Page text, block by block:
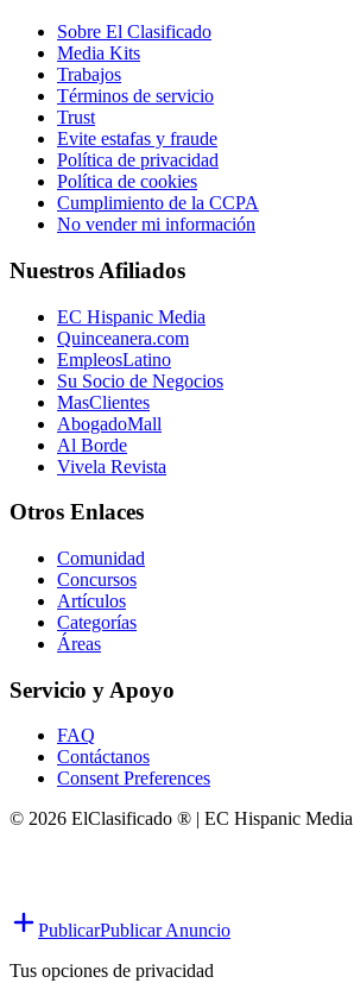
Sobre El Clasificado
Media Kits
Trabajos
Términos de servicio
Trust
Evite estafas y fraude
Política de privacidad
Política de cookies
Cumplimiento de la CCPA
No vender mi información
Nuestros Afiliados
EC Hispanic Media
Quinceanera.com
EmpleosLatino
Su Socio de Negocios
MasClientes
AbogadoMall
Al Borde
Vivela Revista
Otros Enlaces
Comunidad
Concursos
Artículos
Categorías
Áreas
Servicio y Apoyo
FAQ
Contáctanos
Consent Preferences
© 2026 ElClasificado ® | EC Hispanic Media
PublicarPublicar Anuncio
Tus opciones de privacidad